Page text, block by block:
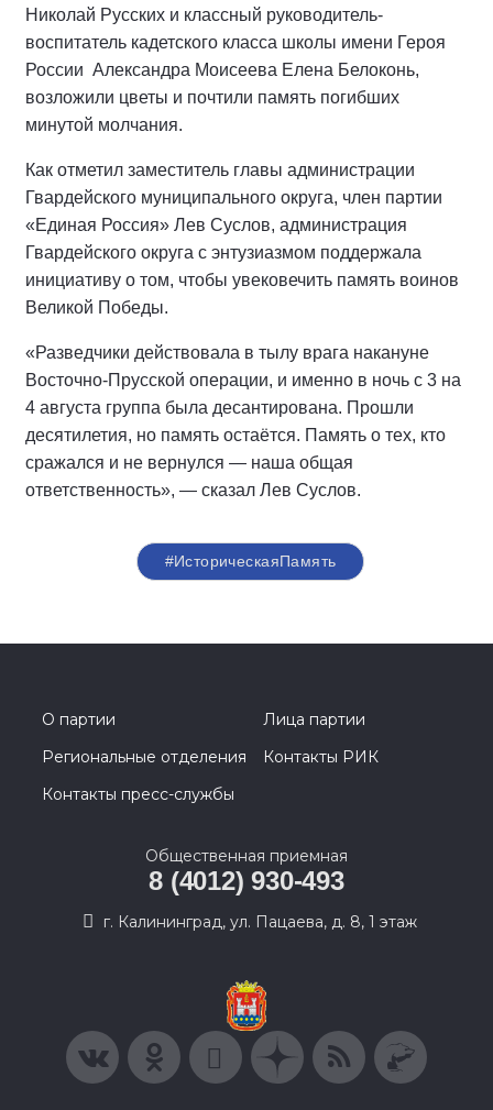
Николай Русских и классный руководитель-
воспитатель кадетского класса школы имени Героя
России Александра Моисеева Елена Белоконь,
возложили цветы и почтили память погибших
минутой молчания.
Как отметил заместитель главы администрации
Гвардейского муниципального округа, член партии
«Единая Россия» Лев Суслов, администрация
Гвардейского округа с энтузиазмом поддержала
инициативу о том, чтобы увековечить память воинов
Великой Победы.
«Разведчики действовала в тылу врага накануне
Восточно-Прусской операции, и именно в ночь с 3 на
4 августа группа была десантирована. Прошли
десятилетия, но память остаётся. Память о тех, кто
сражался и не вернулся — наша общая
ответственность», — сказал Лев Суслов.
#ИсторическаяПамять
О партии
Лица партии
Региональные отделения
Контакты РИК
Контакты пресс-службы
Общественная приемная
8 (4012) 930-493
г. Калининград, ул. Пацаева, д. 8, 1 этаж